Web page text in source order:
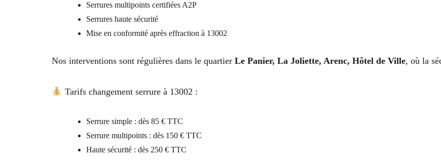
Serrures multipoints certifiées A2P
Serrures haute sécurité
Mise en conformité après effraction à 13002
Nos interventions sont régulières dans le quartier Le Panier, La Joliette, Arenc, Hôtel de Ville, où la
Tarifs changement serrure à 13002 :
Serrure simple : dès 85 € TTC
Serrure multipoints : dès 150 € TTC
Haute sécurité : dès 250 € TTC